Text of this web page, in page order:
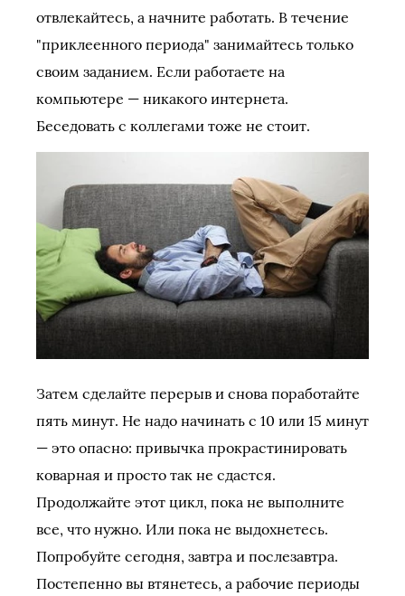
отвлекайтесь, а начните работать. В течение
"приклеенного периода" занимайтесь только
своим заданием. Если работаете на
компьютере — никакого интернета.
Беседовать с коллегами тоже не стоит.
Затем сделайте перерыв и снова поработайте
пять минут. Не надо начинать с 10 или 15 минут
— это опасно: привычка прокрастинировать
коварная и просто так не сдастся.
Продолжайте этот цикл, пока не выполните
все, что нужно. Или пока не выдохнетесь.
Попробуйте сегодня, завтра и послезавтра.
Постепенно вы втянетесь, а рабочие периоды